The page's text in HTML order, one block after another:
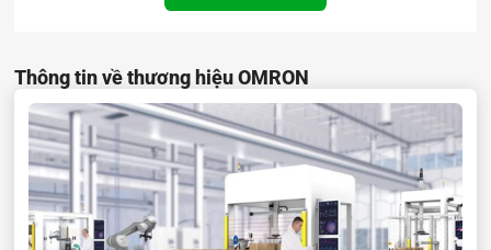
E5CN-RMT-500
E5CN-R2MT-500
E53-CNH03N2
E5CN
E5EN
E5AN
E5CN-H
E5EN-H
E5AN-H
Thông tin về thương hiệu OMRON